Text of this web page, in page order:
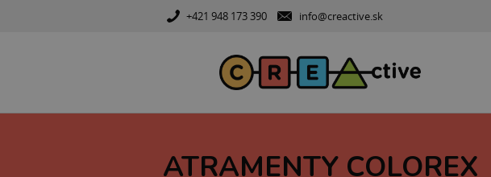
+421 948 173 390 info@creactive.sk
ATRAMENTY COLOREX